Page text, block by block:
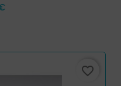
favorite_border